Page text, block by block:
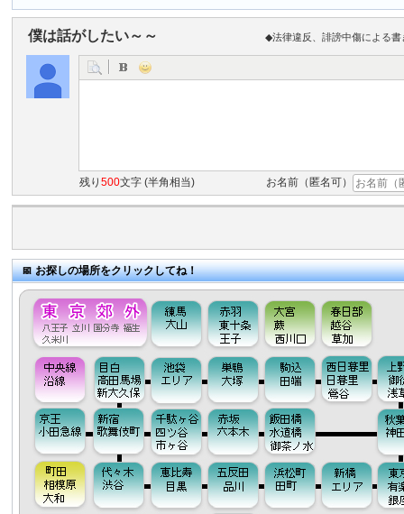
僕は話がしたい～～ ◆法律違反、誹謗中傷による
残り 500文字 (半角相当) お名前（匿名可）
お探しの場所をクリックしてね！